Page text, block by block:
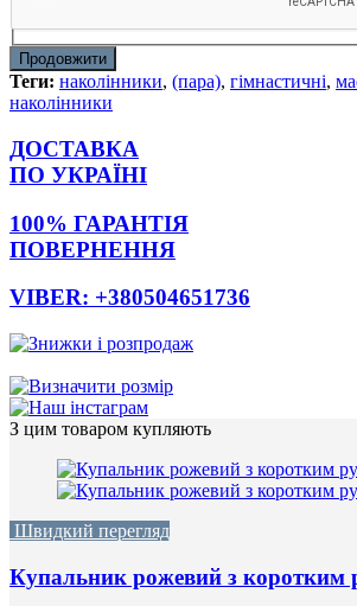
Продовжити
Теги: наколінники, (пара), гімнастичні,
наколінники
ДОСТАВКА
ПО УКРАЇНІ
100% ГАРАНТІЯ
ПОВЕРНЕННЯ
VIBER: +380504651736
З цим товаром купляють
Швидкий перегляд
Купальник рожевий з коротким